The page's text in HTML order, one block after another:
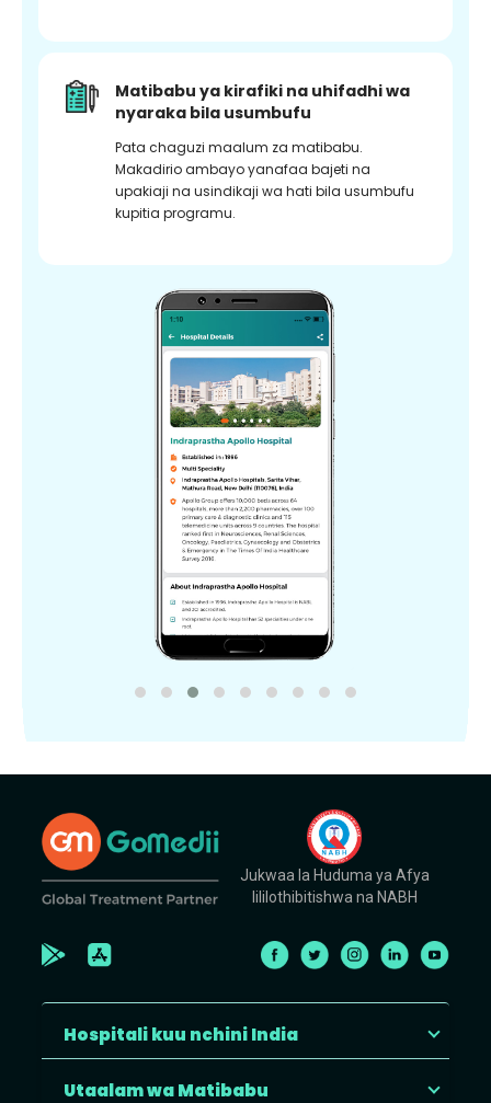
Matibabu ya kirafiki na uhifadhi wa
nyaraka bila usumbufu
Pata chaguzi maalum za matibabu.
Makadirio ambayo yanafaa bajeti na
upakiaji na usindikaji wa hati bila usumbufu
kupitia programu.
Jukwaa la Huduma ya Afya
lililothibitishwa na NABH
Hospitali kuu nchini India
Utaalam wa Matibabu